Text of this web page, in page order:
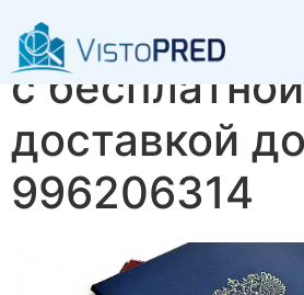
Купить
с бесплатной
доставкой
996206314